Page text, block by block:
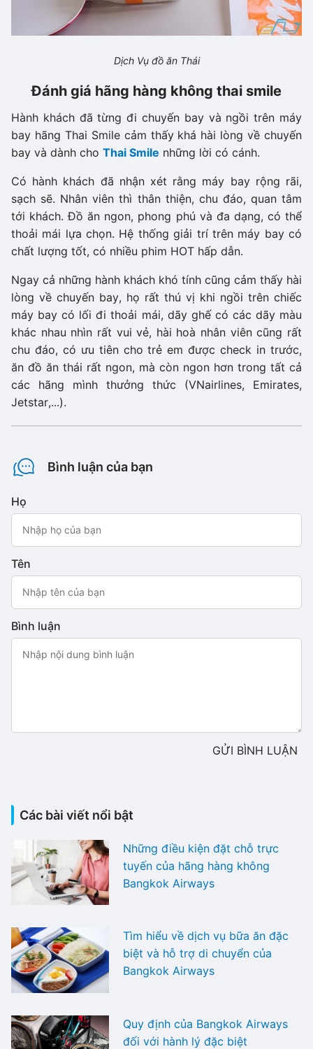
Dịch Vụ đồ ăn Thái
Đánh giá hãng hàng không thai smile
Hành khách đã từng đi chuyến bay và ngồi trên máy
bay hãng Thai Smile cảm thấy khá hài lòng về chuyến
bay và dành cho Thai Smile những lời có cánh.
Có hành khách đã nhận xét rằng máy bay rộng rãi,
sạch sẽ. Nhân viên thì thân thiện, chu đáo, quan tâm
tới khách. Đồ ăn ngon, phong phú và đa dạng, có thể
thoải mái lựa chọn. Hệ thống giải trí trên máy bay có
chất lượng tốt, có nhiều phim HOT hấp dẫn.
Ngay cả những hành khách khó tính cũng cảm thấy hài
lòng về chuyến bay, họ rất thú vị khi ngồi trên chiếc
máy bay có lối đi thoải mái, dãy ghế có các dãy màu
khác nhau nhìn rất vui vẻ, hài hoà nhân viên cũng rất
chu đáo, có ưu tiên cho trẻ em được check in trước,
ăn đồ ăn thái rất ngon, mà còn ngon hơn trong tất cả
các hãng mình thưởng thức (VNairlines, Emirates,
Jetstar,...).
Bình luận của bạn
Họ
Tên
Bình luận
GỬI BÌNH LUẬN
Các bài viết nổi bật
Những điều kiện đặt chỗ trực
tuyến của hãng hàng không
Bangkok Airways
Tìm hiểu về dịch vụ bữa ăn đặc
biệt và hỗ trợ di chuyển của
Bangkok Airways
Quy định của Bangkok Airways
đối với hành lý đặc biệt